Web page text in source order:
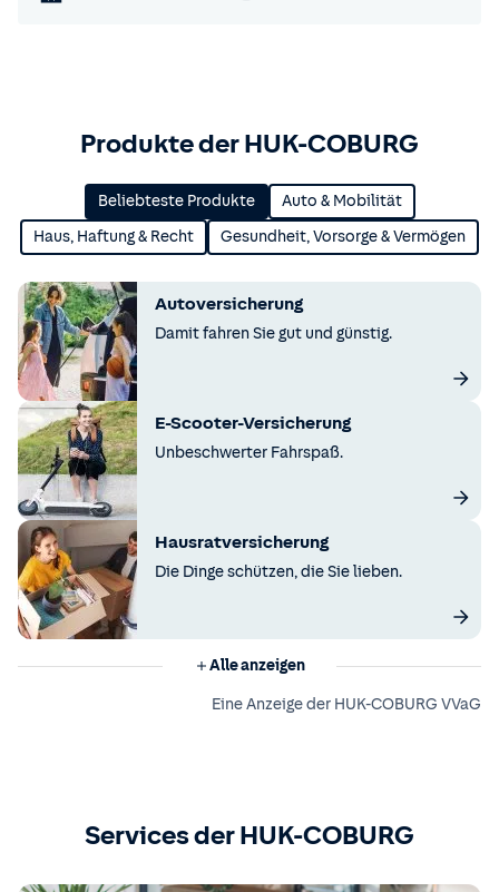
Produkte der HUK-COBURG
Beliebteste Produkte Auto & Mobilität
Haus, Haftung & Recht Gesundheit, Vorsorge & Vermögen
Autoversicherung
Damit fahren Sie gut und günstig.
E-Scooter-Versicherung
Unbeschwerter Fahrspaß.
Hausratversicherung
Die Dinge schützen, die Sie lieben.
Alle anzeigen
Eine Anzeige der HUK-COBURG VVaG
Services der HUK-COBURG